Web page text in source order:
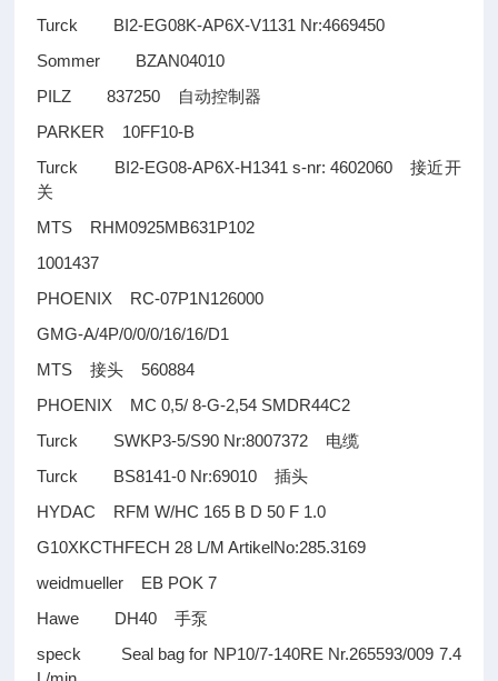
Turck BI2-EG08K-AP6X-V1131 Nr:4669450
Sommer BZAN04010
PILZ 837250
自动控制器
PARKER 10FF10-B
Turck BI2-EG08-AP6X-H1341 s-nr: 4602060接近开
关
MTS RHM0925MB631P102
1001437
PHOENIX RC-07P1N126000
GMG-A/4P/0/0/0/16/16/D1
MTS接头 560884
PHOENIX MC 0,5/ 8-G-2,54 SMDR44C2
Turck SWKP3-5/S90 Nr:8007372 电缆
Turck BS8141-0 Nr:69010插头
HYDAC RFM W/HC 165 B D 50 F 1.0
G10XKCTHFECH 28 L/M ArtikelNo:285.3169
weidmueller EB POK 7
Hawe DH40手泵
speck Seal bag for NP10/7-140RE Nr.265593/009 7.4